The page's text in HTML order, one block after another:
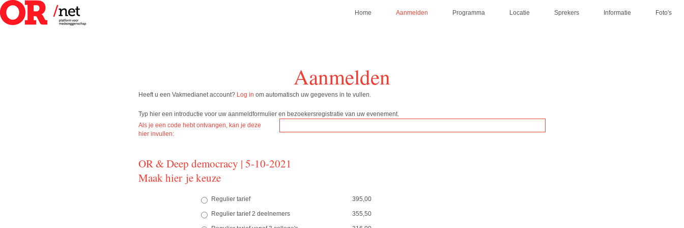
Home Aanmelden Programma Locatie Sprekers Informatie Foto's
Aanmelden
Heeft u een Vakmedianet account? Log in om automatisch uw gegevens in te vullen.
Typ hier een introductie voor uw aanmeldformulier en bezoekersregistratie van uw evenement.
Als je een code hebt ontvangen, kan je deze
hier invullen:
OR & Deep democracy | 5-10-2021
Maak hier je keuze
Regulier tarief 395,00
Regulier tarief 2 deelnemers 355,50